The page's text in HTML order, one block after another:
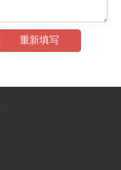
重新填写